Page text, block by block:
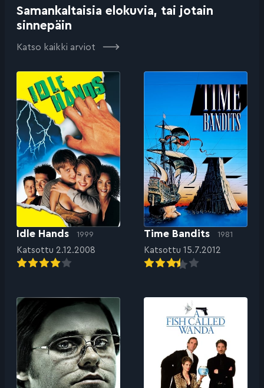
Samankaltaisia elokuvia, tai jotain
sinnepäin
Katso kaikki arviot
Idle Hands 1999
Katsottu 2.12.2008
Time Bandits 1981
Katsottu 15.7.2012